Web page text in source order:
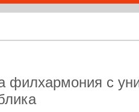
филхармония с